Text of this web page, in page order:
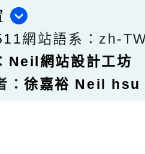
網站語系：zh-
Neil網站設計工坊
：徐嘉裕 Neil hsu